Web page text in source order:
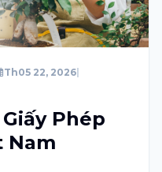
Th05 22, 2026
Phép
Nam
5 = ?